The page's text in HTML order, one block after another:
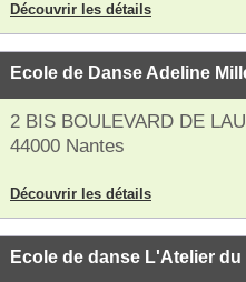
Découvrir les détails
Ecole de Danse Adeline
2 BIS BOULEVARD DE
44000 Nantes
Découvrir les détails
Ecole de danse L'Atelier